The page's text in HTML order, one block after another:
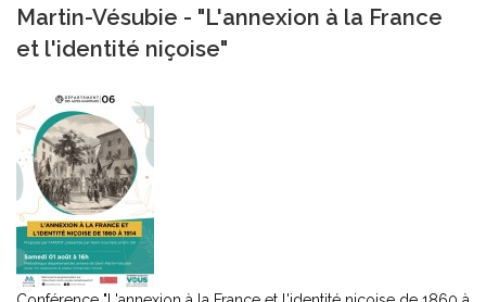
Martin-Vésubie - "L'annexion à la France
et l'identité niçoise"